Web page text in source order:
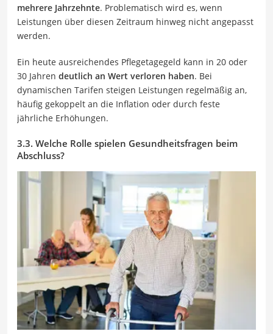
mehrere Jahrzehnte. Problematisch wird es, wenn
Leistungen über diesen Zeitraum hinweg nicht angepasst
werden.
Ein heute ausreichendes Pflegetagegeld kann in 20 oder
30 Jahren deutlich an Wert verloren haben. Bei
dynamischen Tarifen steigen Leistungen regelmäßig an,
häufig gekoppelt an die Inflation oder durch feste
jährliche Erhöhungen.
3.3. Welche Rolle spielen Gesundheitsfragen beim
Abschluss?